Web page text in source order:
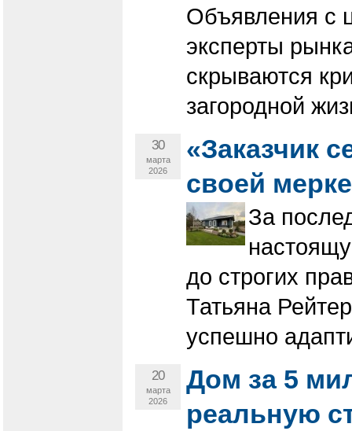
Объявления с
эксперты
скрываются
загородной
30
марта
2026
«Заказчик
своей
За
до строгих
Татьяна
успешно
20
марта
2026
Дом за 5
реальную